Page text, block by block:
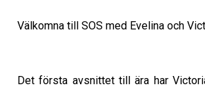
Välkomna till SOS med Evelina och
Det första avsnittet till ära har